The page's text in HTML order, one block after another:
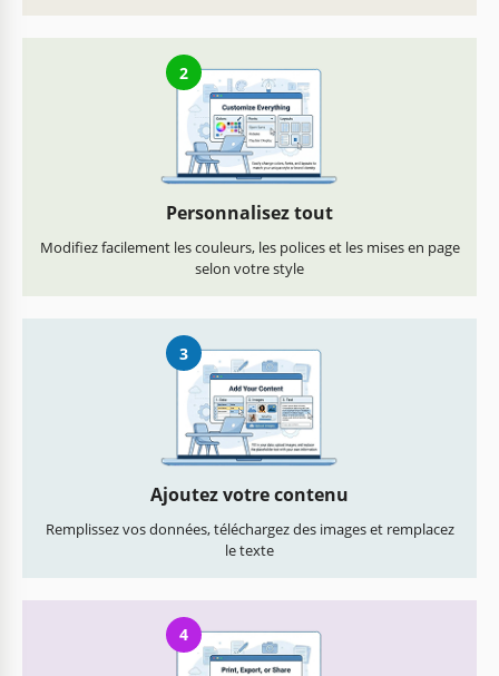
2
Personnalisez tout
Modifiez facilement les couleurs, les polices et les mises en page
selon votre style
3
Ajoutez votre contenu
Remplissez vos données, téléchargez des images et remplacez
le texte
4